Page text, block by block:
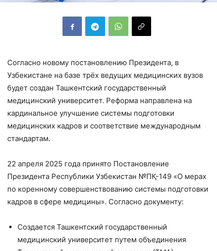
Согласно новому постановлению Президента, в
Узбекистане на базе трёх ведущих медицинских вузов
будет создан Ташкентский государственный
медицинский университет. Реформа направлена на
кардинальное улучшение системы подготовки
медицинских кадров и соответствие международным
стандартам.
22 апреля 2025 года принято Постановление
Президента Республики Узбекистан №ПҚ-149 «О мерах
по коренному совершенствованию системы подготовки
кадров в сфере медицины». Согласно документу:
Создается Ташкентский государственный
медицинский университет путем объединения